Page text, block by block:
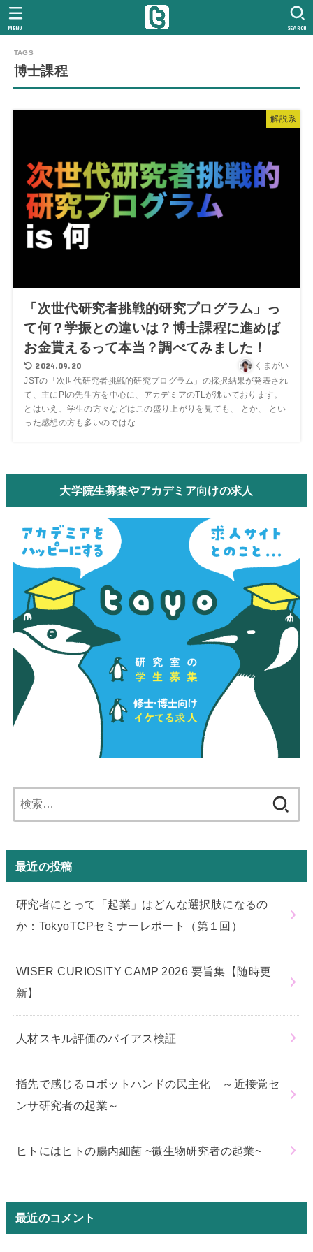
SEARCH
MENU
博士課程
解説系
「次世代研究者挑戦的研究プログラム」っ
て何？学振との違いは？博士課程に進めば
お金貰えるって本当？調べてみました！
2024.09.20 くまがい
JSTの「次世代研究者挑戦的研究プログラム」の採択結果が発表され
て、主にPIの先生方を中心に、アカデミアのTLが沸いております。
とはいえ、学生の方々などはこの盛り上がりを見ても、 とか、 とい
った感想の方も多いのではな...
大学院生募集やアカデミア向けの求人
索:
最近の投稿
研究者にとって「起業」はどんな選択肢になるの
か：TokyoTCPセミナーレポート（第１回）
WISER CURIOSITY CAMP 2026 要旨集【随時更
新】
人材スキル評価のバイアス検証
指先で感じるロボットハンドの民主化 ～近接覚セ
ンサ研究者の起業～
ヒトにはヒトの腸内細菌 ~微生物研究者の起業~
最近のコメント